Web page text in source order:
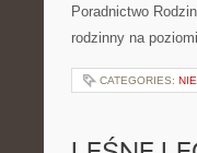
Poradnictwo
rodzinny na
CATEGORIES: